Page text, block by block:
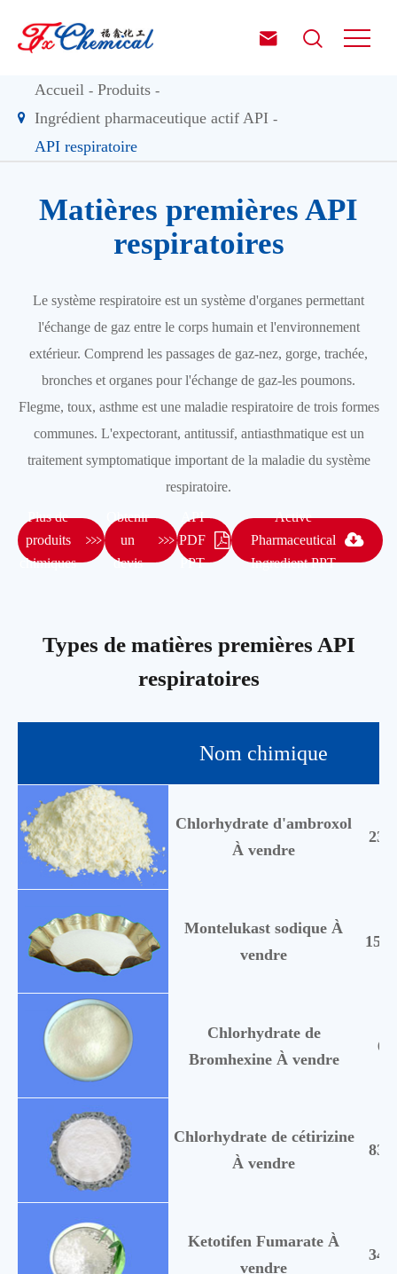
 
Accueil
Produits
Ingrédient pharmaceutique actif API
API respiratoire
Matières premières API
respiratoires
Le système respiratoire est un système d'organes permettant
l'échange de gaz entre le corps humain et l'environnement
extérieur. Comprend les passages de gaz-nez, gorge, trachée,
bronches et organes pour l'échange de gaz-les poumons.
Flegme, toux, asthme est une maladie respiratoire de trois formes
communes. L'expectorant, antitussif, antiasthmatique est un
traitement symptomatique important de la maladie du système
respiratoire.
Plus de
produits
chimiques

Obtenir
un
devis

API
PDF
PPT
Active
Pharmaceutical
Ingredient PPT
Types de matières premières API
respiratoires
Nom chimique
Chlorhydrate d'ambroxol
À vendre
Montelukast sodique À
vendre
Chlorhydrate de
Bromhexine À vendre
Chlorhydrate de cétirizine
À vendre
Ketotifen Fumarate À
vendre